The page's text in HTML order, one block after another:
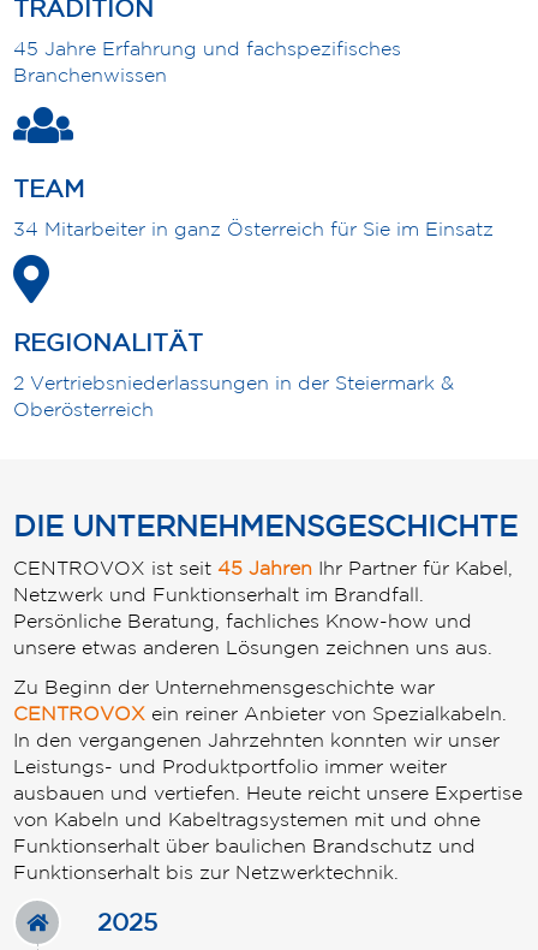
KONTAKT
MERKLISTE
TRADITION
45 Jahre Erfahrung und fachspezifisches
Branchenwissen
TEAM
34 Mitarbeiter in ganz Österreich für Sie im Einsatz
REGIONALITÄT
2 Vertriebsniederlassungen in der Steiermark &
Oberösterreich
DIE UNTERNEHMENSGESCHICHTE
CENTROVOX ist seit45 Jahren Ihr Partner für Kabel,
Netzwerk und Funktionserhalt im Brandfall.
Persönliche Beratung, fachliches Know-how und
unsere etwas anderen Lösungen zeichnen uns aus.
Zu Beginn der Unternehmensgeschichte war
CENTROVOX ein reiner Anbieter von Spezialkabeln.
In den vergangenen Jahrzehnten konnten wir unser
Leistungs- und Produktportfolio immer weiter
ausbauen und vertiefen. Heute reicht unsere Expertise
von Kabeln und Kabeltragsystemen mit und ohne
Funktionserhalt über baulichen Brandschutz und
Funktionserhalt bis zur Netzwerktechnik.
2025